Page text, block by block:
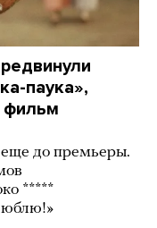
паука»,
фильм
еще до премьеры.
*****